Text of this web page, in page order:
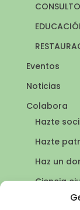
Eventos
Noticias
Colabora
Hazte
Hazte
Haz un
Ciencia
Puntos